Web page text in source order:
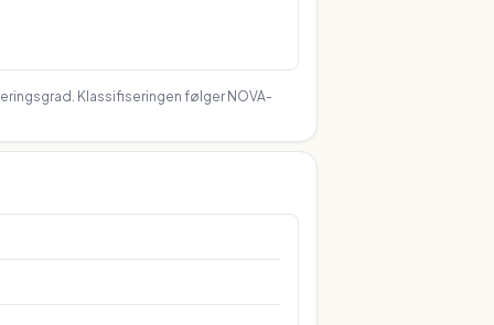
Klassifiseringen følger NOVA-